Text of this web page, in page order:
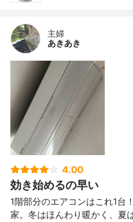
主婦
あきあき
4.00
効き始めるの早い
1階部分のエアコンはこれ1台
家。冬はほんわり暖かく、夏